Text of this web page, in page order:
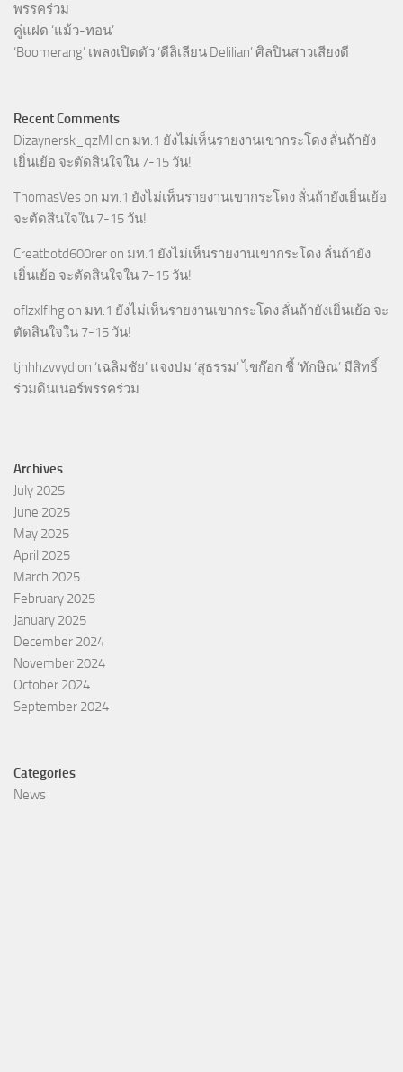
พรรคร่วม
คู่แฝด ‘แม้ว-ทอน’
‘Boomerang’ เพลงเปิดตัว ‘ดีลิเลียน Delilian’ ศิลปินสาวเสียงดี
Recent Comments
Dizaynersk_qzMl on มท.1 ยังไม่เห็นรายงานเขากระโดง ลั่นถ้ายัง
เยิ่นเย้อ จะตัดสินใจใน 7-15 วัน!
ThomasVes on มท.1 ยังไม่เห็นรายงานเขากระโดง ลั่นถ้ายังเยิ่นเย้อ
จะตัดสินใจใน 7-15 วัน!
Creatbotd600rer on มท.1 ยังไม่เห็นรายงานเขากระโดง ลั่นถ้ายัง
เยิ่นเย้อ จะตัดสินใจใน 7-15 วัน!
oflzxlflhg on มท.1 ยังไม่เห็นรายงานเขากระโดง ลั่นถ้ายังเยิ่นเย้อ จะ
ตัดสินใจใน 7-15 วัน!
tjhhhzvvyd on ‘เฉลิมชัย’ แจงปม ‘สุธรรม’ ไขก๊อก ชี้ ‘ทักษิณ’ มีสิทธิ์
ร่วมดินเนอร์พรรคร่วม
Archives
July 2025
June 2025
May 2025
April 2025
March 2025
February 2025
January 2025
December 2024
November 2024
October 2024
September 2024
Categories
News